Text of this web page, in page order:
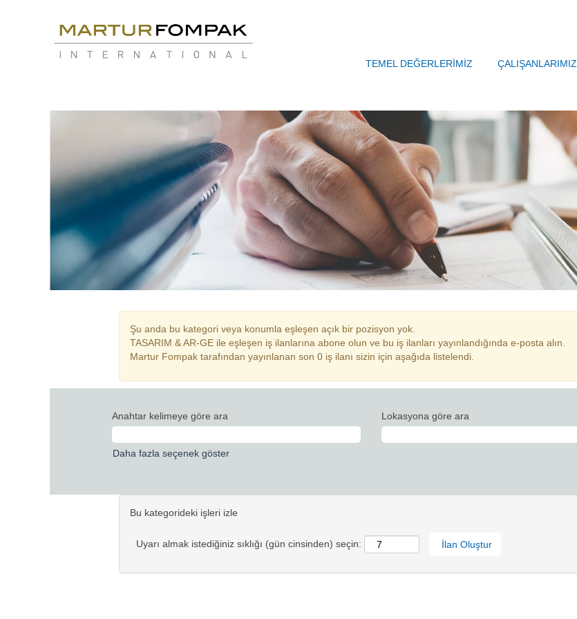
TEMEL DEĞERLERİMİZ
ÇALIŞANLARIMIZ
AR-
GE
Şu anda bu kategori veya konumla eşleşen açık bir pozisyon yok.
TASARIM & AR-GE ile eşleşen iş ilanlarına abone olun ve bu iş ilanları yayınlandığında e-posta alın.
Martur Fompak tarafından yayınlanan son 0 iş ilanı sizin için aşağıda listelendi.
Anahtar kelimeye göre ara Lokasyona göre ara
Daha fazla seçenek göster
Bu kategorideki işleri izle
Uyarı almak istediğiniz sıklığı (gün cinsinden) seçin: